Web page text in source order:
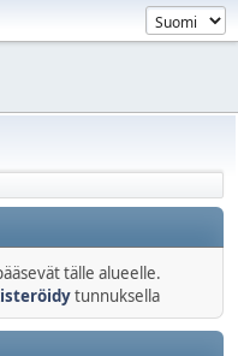
tälle alueelle.
tunnuksella